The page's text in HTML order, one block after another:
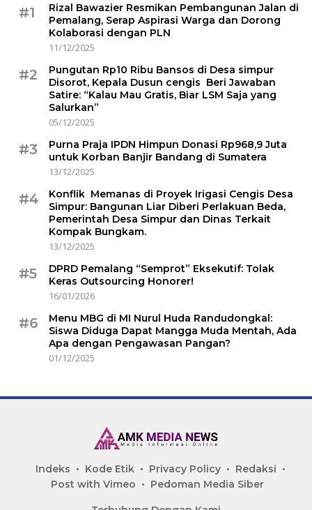
#1
Rizal Bawazier Resmikan Pembangunan Jalan di
Pemalang, Serap Aspirasi Warga dan Dorong
Kolaborasi dengan PLN
11/12/2025
#2
Pungutan Rp10 Ribu Bansos di Desa simpur
Disorot, Kepala Dusun cengis Beri Jawaban
Satire: “Kalau Mau Gratis, Biar LSM Saja yang
Salurkan”
05/12/2025
#3
Purna Praja IPDN Himpun Donasi Rp968,9 Juta
untuk Korban Banjir Bandang di Sumatera
13/12/2025
#4
Konflik Memanas di Proyek Irigasi Cengis Desa
Simpur: Bangunan Liar Diberi Perlakuan Beda,
Pemerintah Desa Simpur dan Dinas Terkait
Kompak Bungkam.
13/12/2025
#5
DPRD Pemalang “Semprot” Eksekutif: Tolak
Keras Outsourcing Honorer!
16/01/2026
#6
Menu MBG di MI Nurul Huda Randudongkal:
Siswa Diduga Dapat Mangga Muda Mentah, Ada
Apa dengan Pengawasan Pangan?
01/12/2025
Indeks Kode Etik Privacy Policy
Redaksi
Post with Vimeo
Pedoman Media Siber